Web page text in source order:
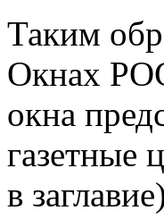
Таким
Окнах
окна
газетные
в